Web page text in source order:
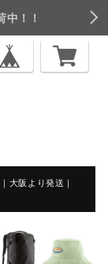
！！
大阪より発送｜